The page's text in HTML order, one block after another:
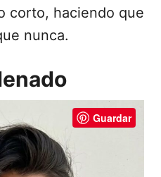
corto, haciendo que
nunca.
Guardar